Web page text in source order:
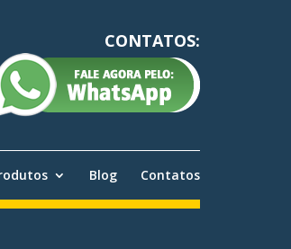
CONTATOS:
Blog Contatos